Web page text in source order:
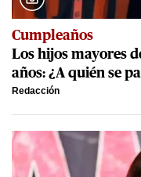
Cumpleaños
Los hijos mayores
años: ¿A quién se
Redacción